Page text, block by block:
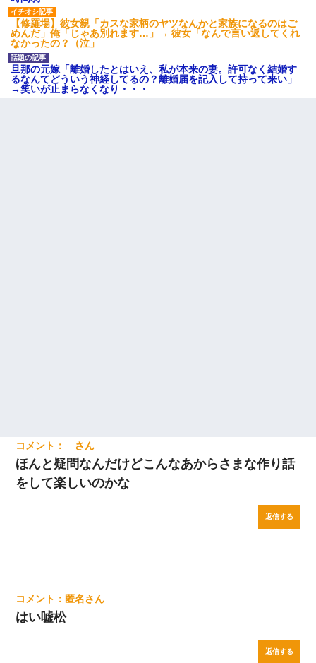
子供の頃、母の弟にイタズラされてて中学に入ってから関係を持
ってしまった。拒絶したら「全部バラしてやる」と脅迫されたの
で両親に全部話した。
日曜日、会社の窓を見ると同僚の姿。俺（あれ？ディズニーシー
じゃ？）→俺電話「今何してんの？」同僚「シーで並んでるこ
と！」俺「会社にいない？」→次の瞬間、すごい鳥肌が立った
【修羅場】彼女親「カスな家柄のヤツなんかと家族になるのはご
めんだ」俺「じゃあ別れます…」→ 彼女「なんで言い返してくれ
なかったの？（泣」
旦那の元嫁「離婚したとはいえ、私が本来の妻。許可なく結婚す
るなんてどういう神経してるの？離婚届を記入して持って来い」
→笑いが止まらなくなり・・・
ほんと疑問なんだけどこんなあからさまな作り話
をして楽しいのかな
返信する
匿名
はい嘘松
返信する